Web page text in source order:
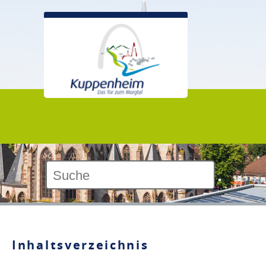
Inhaltsverzeichnis